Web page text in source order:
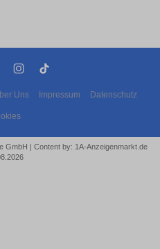
Uns Impressum Datenschutz
GmbH | Content by: 1A-Anzeigenmarkt.de